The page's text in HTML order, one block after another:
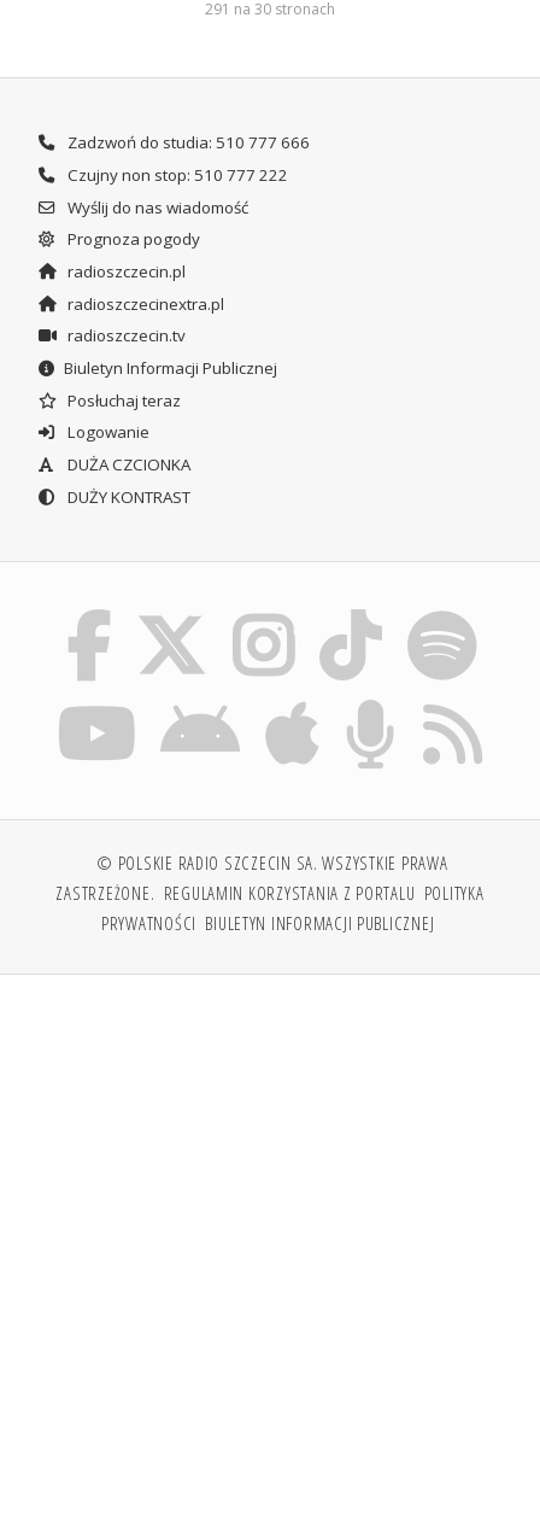
291 na 30 stronach
Zadzwoń do studia: 510 777 666
Czujny non stop: 510 777 222
Wyślij do nas wiadomość
Prognoza pogody
radioszczecin.pl
radioszczecinextra.pl
radioszczecin.tv
Biuletyn Informacji Publicznej
Posłuchaj teraz
Logowanie
DUŻA CZCIONKA
DUŻY KONTRAST
© POLSKIE RADIO SZCZECIN SA. WSZYSTKIE PRAWA
ZASTRZEŻONE. REGULAMIN KORZYSTANIA Z PORTALU POLITYKA
PRYWATNOŚCI BIULETYN INFORMACJI PUBLICZNEJ